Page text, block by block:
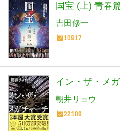
国宝 (上) 青春
吉田修一
10917
イン・ザ・メ
朝井リョウ
22189